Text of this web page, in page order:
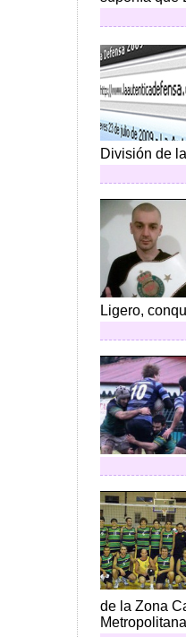
División de
Ligero,
de la Zona